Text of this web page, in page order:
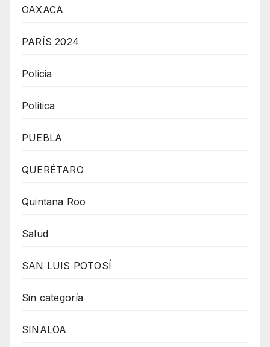
OAXACA
PARÍS 2024
Policia
Politica
PUEBLA
QUERÉTARO
Quintana Roo
Salud
SAN LUIS POTOSÍ
Sin categoría
SINALOA